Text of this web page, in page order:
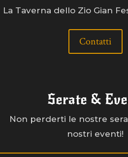
La Taverna dello Zio Gian
Contatti
Serate &
Non perderti le nostre
nostri eventi!